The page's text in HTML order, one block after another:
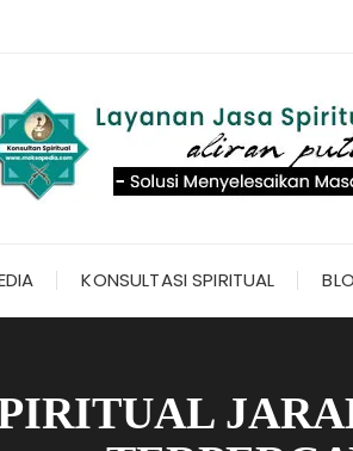
KONSULTASI SPIRITUAL